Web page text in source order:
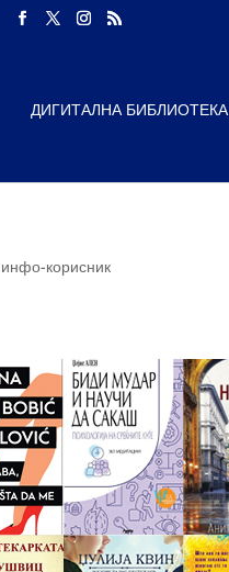
ДИГИТАЛНА БИБЛИОТЕКА
инфо-корисник